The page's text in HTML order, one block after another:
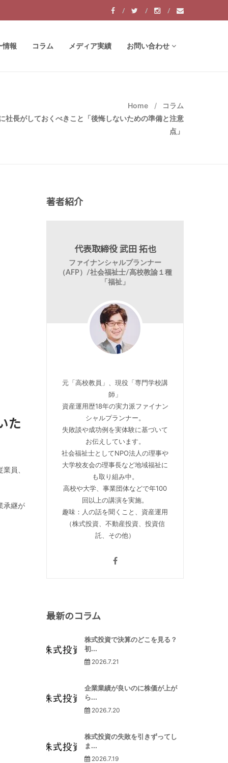
情報 コラム メディア実績 お問い合わせ
Home
コラム
社長がしておくべきこと「後悔しないための準備と注意
点」
た
員、
承継が
著者紹介
代表取締役 武田 拓也
ファイナンシャルプランナー
（AFP）/社会福祉士/高校教諭１種
「福祉」
元「高校教員」、現役「専門学校講
師」
資産運用歴18年の実力派ファイナン
シャルプランナー。
失敗談や成功例を実体験に基づいて
お伝えしています。
社会福祉士としてNPO法人の理事や
大学校友会の理事長など地域福祉に
も取り組み中。
高校や大学、事業団体などで年100
回以上の講演を実施。
趣味：人の話を聞くこと、資産運用
（株式投資、不動産投資、投資信
託、その他）
最新のコラム
株式投資で決算のどこを見る？
初...
2026.7.21
企業業績が良いのに株価が上が
ら...
2026.7.20
株式投資の失敗を引きずってし
ま...
2026.7.19